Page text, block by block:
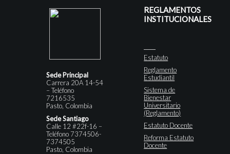
Sede Principal
Carrera 20A 14-54
– Teléfono
7216535
Pasto, Colombia
Sede Santiago
Calle 12 #22f-16 –
Teléfono 7374506-
7374505
Pasto, Colombia
REGLAMENTOS
INSTITUCIONALES
Estatuto
Reglamento
Estudiantil
Sistema de
Bienestar
Universitario
(Reglamento)
Estatuto Docente
Reforma Estatuto
Docente